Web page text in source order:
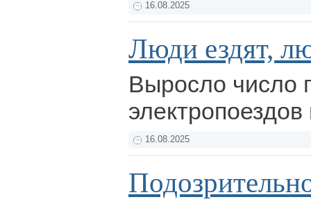
16.08.2025
Люди ездят,
Выросло число
16.08.2025